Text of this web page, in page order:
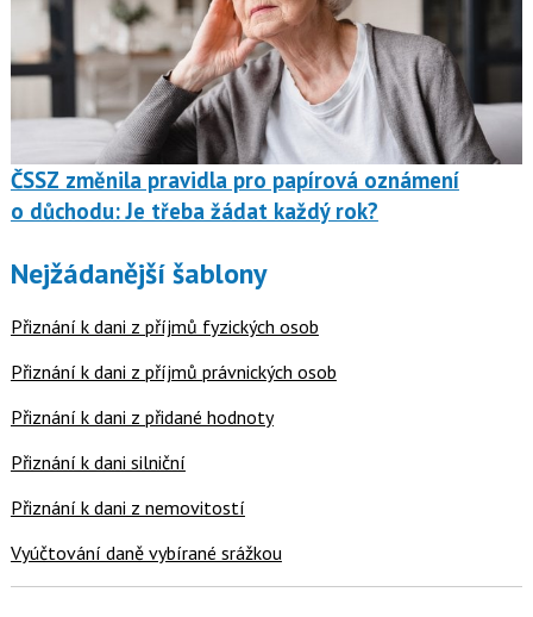
ČSSZ změnila pravidla pro papírová oznámení
o důchodu: Je třeba žádat každý rok?
Nejžádanější šablony
Přiznání k dani z příjmů fyzických osob
Přiznání k dani z příjmů právnických osob
Přiznání k dani z přidané hodnoty
Přiznání k dani silniční
Přiznání k dani z nemovitostí
Vyúčtování daně vybírané srážkou